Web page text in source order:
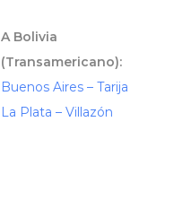
A Bolivia
(Transamericano):
Buenos Aires – Tarija
La Plata – Villazón